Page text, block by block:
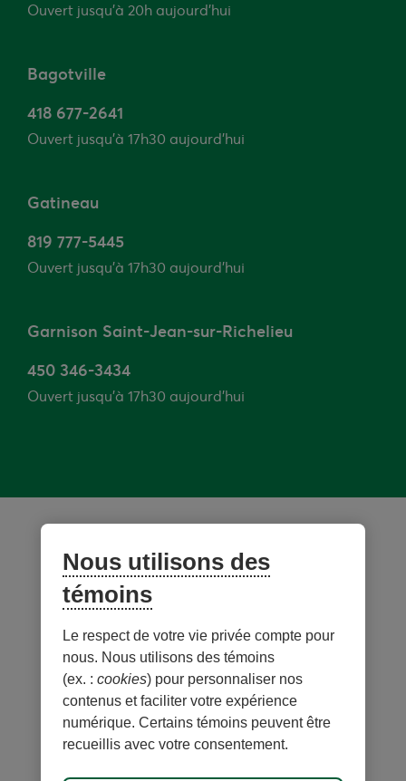
Ouvert jusqu’à 20h aujourd'hui
Bagotville
418 677-2641
Ouvert jusqu’à 17h30 aujourd'hui
Gatineau
819 777-5445
Ouvert jusqu’à 17h30 aujourd'hui
Garnison Saint-Jean-sur-Richelieu
450 346-3434
Ouvert jusqu’à 17h30 aujourd'hui
Carte du site
Nous utilisons des
témoins
Le respect de votre vie privée compte pour
nous. Nous utilisons des témoins
(ex. : cookies) pour personnaliser nos
contenus et faciliter votre expérience
numérique. Certains témoins peuvent être
recueillis avec votre consentement.